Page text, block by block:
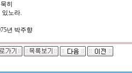
히
있노라.
년 박주향